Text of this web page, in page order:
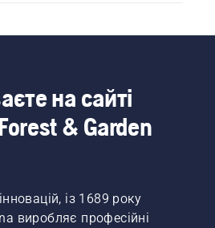
на сайті
& Garden
із 1689 року
виробляє професійні